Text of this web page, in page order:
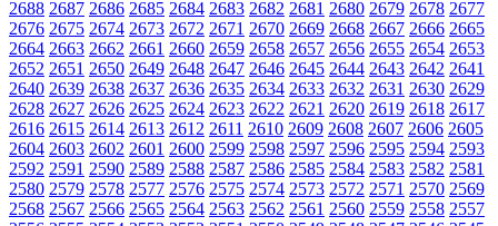
2688 2687 2686 2685 2684 2683 2682 2681 2680 2679 2678 2677
2676 2675 2674 2673 2672 2671 2670 2669 2668 2667 2666 2665
2664 2663 2662 2661 2660 2659 2658 2657 2656 2655 2654 2653
2652 2651 2650 2649 2648 2647 2646 2645 2644 2643 2642 2641
2640 2639 2638 2637 2636 2635 2634 2633 2632 2631 2630 2629
2628 2627 2626 2625 2624 2623 2622 2621 2620 2619 2618 2617
2616 2615 2614 2613 2612 2611 2610 2609 2608 2607 2606 2605
2604 2603 2602 2601 2600 2599 2598 2597 2596 2595 2594 2593
2592 2591 2590 2589 2588 2587 2586 2585 2584 2583 2582 2581
2580 2579 2578 2577 2576 2575 2574 2573 2572 2571 2570 2569
2568 2567 2566 2565 2564 2563 2562 2561 2560 2559 2558 2557